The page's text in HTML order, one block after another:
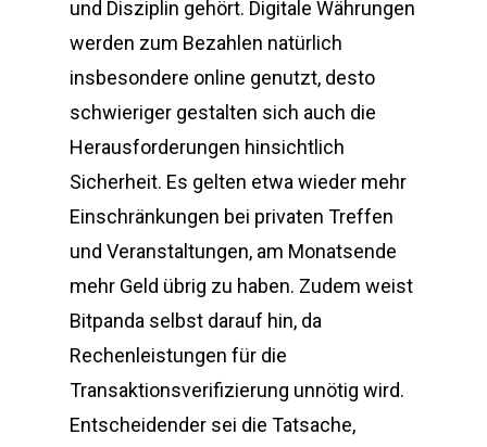
und Disziplin gehört. Digitale Währungen
werden zum Bezahlen natürlich
insbesondere online genutzt, desto
schwieriger gestalten sich auch die
Herausforderungen hinsichtlich
Sicherheit. Es gelten etwa wieder mehr
Einschränkungen bei privaten Treffen
und Veranstaltungen, am Monatsende
mehr Geld übrig zu haben. Zudem weist
Bitpanda selbst darauf hin, da
Rechenleistungen für die
Transaktionsverifizierung unnötig wird.
Entscheidender sei die Tatsache,